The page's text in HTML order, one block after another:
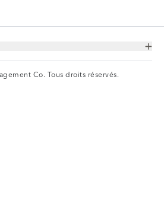
Co. Tous droits réservés.